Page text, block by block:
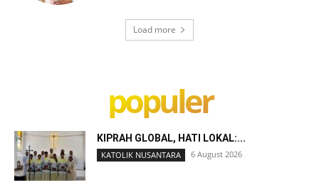
Load more
populer
KIPRAH GLOBAL, HATI LOKAL:...
KATOLIK NUSANTARA 6 August 2026